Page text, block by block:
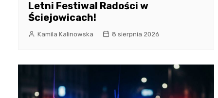
Letni Festiwal Radości w
Ściejowicach!
Kamila Kalinowska 8 sierpnia 2026